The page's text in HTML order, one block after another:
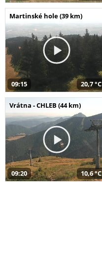
Martinské hole (39 km)
09:15 20,7 °C
Vrátna - CHLEB (44 km)
09:20 10,6 °C